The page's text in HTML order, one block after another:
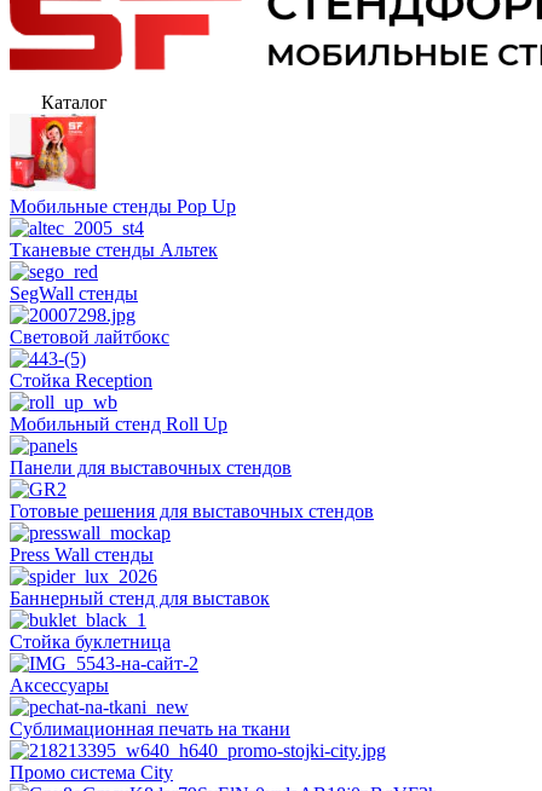
Каталог
Мобильные стенды Pop Up
Тканевые стенды Альтек
SegWall стенды
Световой лайтбокс
Стойка Reception
Мобильный стенд Roll Up
Панели для выставочных стендов
Готовые решения для выставочных стендов
Press Wall стенды
Баннерный стенд для выставок
Стойка буклетница
Аксессуары
Сублимационная печать на ткани
Промо система City